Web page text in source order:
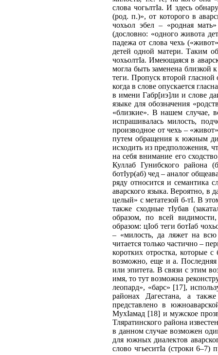
слова чогьлтIа. И здесь
(род. п.)», от которого в
чохьол эбел – «родная
(дословно: «одного живота
падежа от слова чехь
детей одной матери. Таким
чохьолтIа. Имеющаяся в
могла быть заменена близкой
теги. Пропуск второй гласной
когда в слове опускается
в имени Габр[иэ]ли и слове
языке для обозначения
«близкие». В нашем случае,
испрашивалась милость,
производное от чехь –
путем обращения к южным
исходить из предположения,
на себя внимание его
Куллаб Гунибского района
ботIур(аб) чед – аналог
ряду относится и семантика
аварского языка. Вероятно, в
целый» с метатезой б-тI. В
также сходные тIубав
образом, по всей
образом: цIоб теги ботIаб
– «милость, да ляжет на всю
читается только частично –
коротких отростка, которые
возможно, еще и а.
или эпитета. В связи с этим
имя, то тут возможна
леопард», «барс» [17],
районах Дагестана, а
представлено в
МухIамад [18] и мужское
Тляратинского района
в данном случае возможен
для южных диалектов
слово чгьеситIа (строки 6–7)